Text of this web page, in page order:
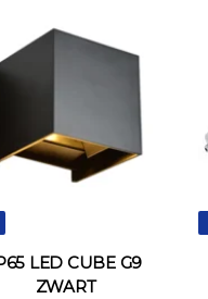
LED CUBE G9
ZWART